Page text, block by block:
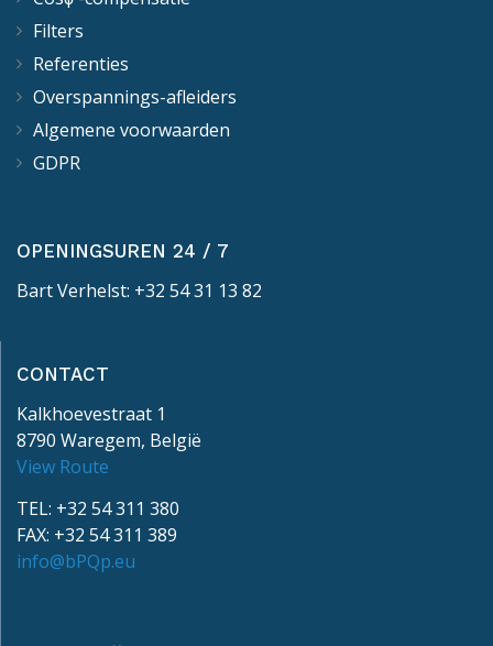
Filters
Referenties
Overspannings-afleiders
Algemene voorwaarden
GDPR
OPENINGSUREN 24 / 7
Bart Verhelst: +32 54 31 13 82
CONTACT
Kalkhoevestraat 1
8790 Waregem, België
View Route
TEL: +32 54 311 380
FAX: +32 54 311 389
info@bPQp.eu